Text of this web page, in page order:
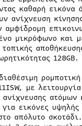
καθαρή εικόνα
ανίχνευση
αμφίδρομη
μικρόφωνο και
τοπικής
128GB.
με
ανίχνευσης ατόμων
εικόνες υψηλής
απόλυτο